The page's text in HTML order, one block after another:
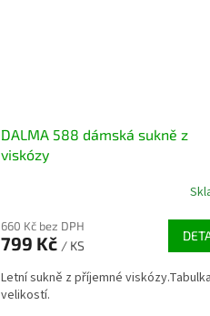
DALMA 588 dámská sukně z
viskózy
660 Kč bez DPH
799 Kč / KS
Letní sukně z příjemné viskózy.Tabulka
velikostí.